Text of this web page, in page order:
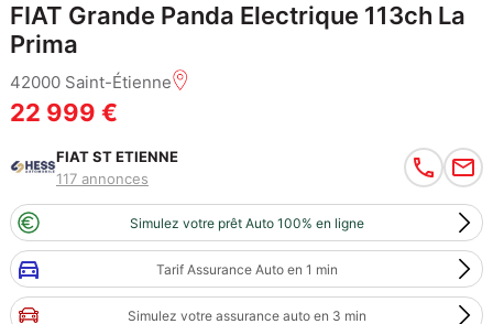
FIAT Grande Panda Electrique 113ch La
Prima
42000 Saint-Étienne
22 999 €
FIAT ST ETIENNE
117 annonces
Simulez votre prêt Auto 100% en ligne
Tarif Assurance Auto en 1 min
Simulez votre assurance auto en 3 min